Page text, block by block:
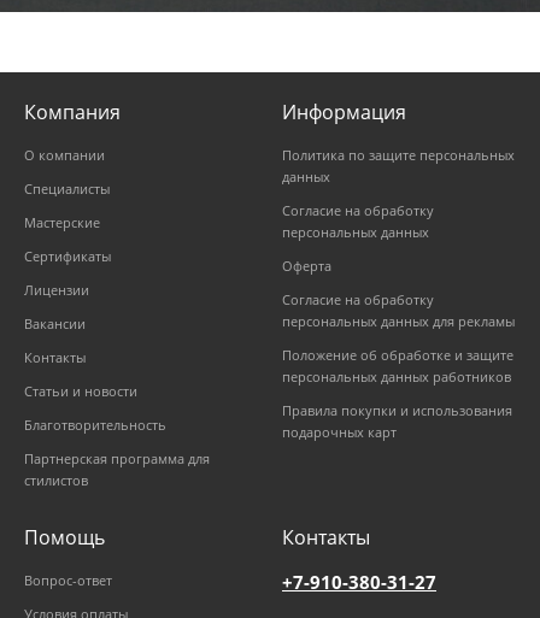
Компания
О компании
Специалисты
Мастерские
Сертификаты
Лицензии
Вакансии
Контакты
Статьи и новости
Благотворительность
Партнерская программа для
стилистов
Информация
Политика по защите персональных
данных
Согласие на обработку
персональных данных
Оферта
Согласие на обработку
персональных данных для рекламы
Положение об обработке и защите
персональных данных работников
Правила покупки и использования
подарочных карт
Помощь
Вопрос-ответ
Условия оплаты
Контакты
+7-910-380-31-27